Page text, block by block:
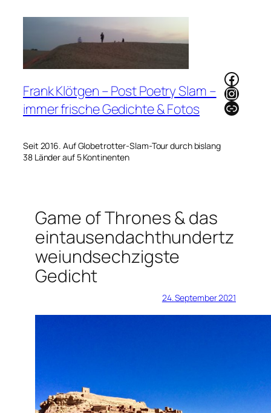
Frank Klötgen – Post Poetry Slam –
immer frische Gedichte & Fotos
Seit 2016. Auf Globetrotter-Slam-Tour durch bislang
38 Länder auf 5 Kontinenten
Link
Game of Thrones & das
eintausendachthundertz
weiundsechzigste
Gedicht
24. September 2021